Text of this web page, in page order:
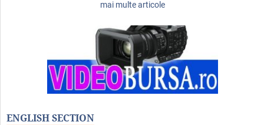
mai multe articole
ENGLISH SECTION